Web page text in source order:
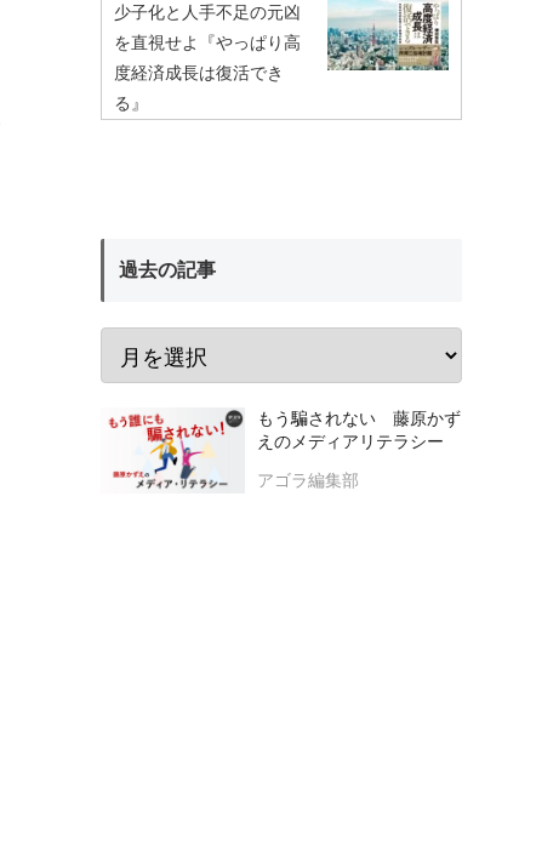
少子化と人手不足の元凶
を直視せよ『やっぱり高
度経済成長は復活でき
る』
過去の記事
もう騙されない 藤原かず
えのメディアリテラシー
アゴラ編集部